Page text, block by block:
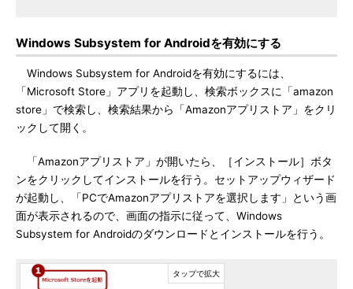
Windows Subsystem for Androidを有効にする
Windows Subsystem for Androidを有効にするには、
「Microsoft Store」アプリを起動し、検索ボックスに「amazon
store」で検索し、検索結果から「Amazonアプリストア」をクリ
ックして開く。
「Amazonアプリストア」が開いたら、［インストール］ボタ
ンをクリックしてインストールを行う。セットアップウィザード
が起動し、「PCでAmazonアプリストアを選択します」という画
面が表示されるので、画面の指示に従って、Windows
Subsystem for Androidのダウンロードとインストールを行う。